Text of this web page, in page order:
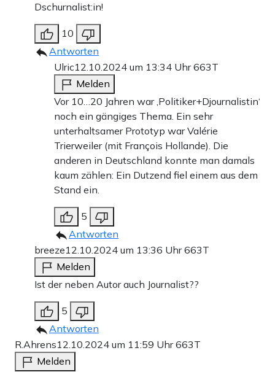
Dschurnalist:in!
10
Antworten
Ulric12.10.2024 um 13:34 Uhr663T
Melden
Vor 10…20 Jahren war ‚Politiker+Djournalistin‘
noch ein gängiges Thema. Ein sehr
unterhaltsamer Prototyp war Valérie
Trierweiler (mit François Hollande). Die
anderen in Deutschland konnte man damals
kaum zählen: Ein Dutzend fiel einem aus dem
Stand ein.
5
Antworten
breeze12.10.2024 um 13:36 Uhr663T
Melden
Ist der neben Autor auch Journalist??
5
Antworten
R.Ahrens12.10.2024 um 11:59 Uhr663T
Melden